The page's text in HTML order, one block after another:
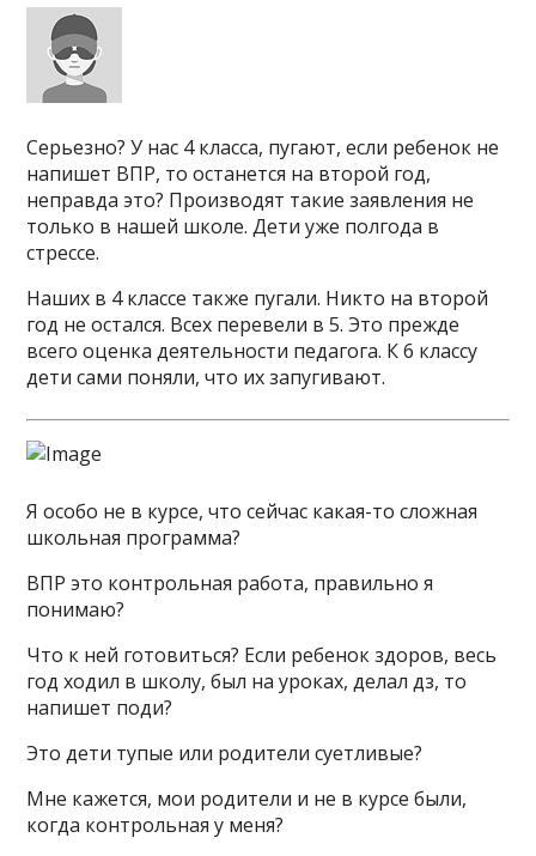
Серьезно? У нас 4 класса, пугают, если ребенок не
напишет ВПР, то останется на второй год,
неправда это? Производят такие заявления не
только в нашей школе. Дети уже полгода в
стрессе.
Наших в 4 классе также пугали. Никто на второй
год не остался. Всех перевели в 5. Это прежде
всего оценка деятельности педагога. К 6 классу
дети сами поняли, что их запугивают.
Я особо не в курсе, что сейчас какая-то сложная
школьная программа?
ВПР это контрольная работа, правильно я
понимаю?
Что к ней готовиться? Если ребенок здоров, весь
год ходил в школу, был на уроках, делал дз, то
напишет поди?
Это дети тупые или родители суетливые?
Мне кажется, мои родители и не в курсе были,
когда контрольная у меня?